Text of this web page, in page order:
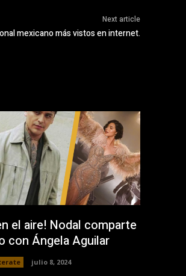
Next article
mexicano más vistos en internet.
el aire! Nodal comparte
con Ángela Aguilar
julio 8, 2024